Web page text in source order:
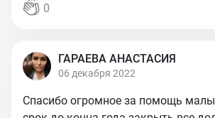
0
ГАРАЕВА АНАСТАСИЯ
06 декабря 2022
Спасибо огромное за помощь